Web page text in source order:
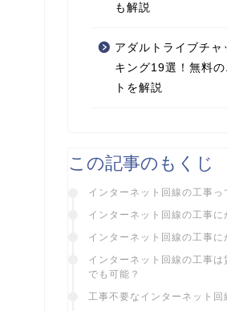
も解説
アダルトライブチャ
キング19選！無料
トを解説
この記事のもくじ
インターネット回線の工事っ
インターネット回線の工事に
インターネット回線の工事
インターネット回線の工事
でも可能？
工事不要なインターネット回